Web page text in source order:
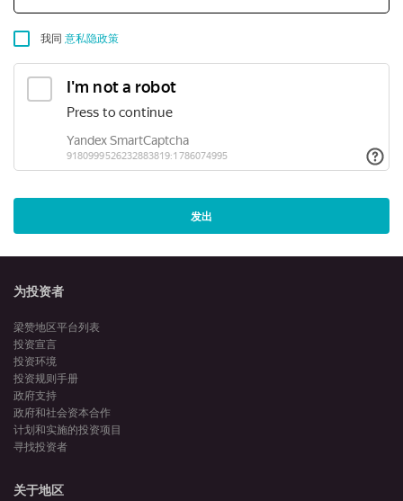
我同 意私隐政策
发出
为投资者
梁赞地区平台列表
投资宣言
投资环境
投资规则手册
政府支持
政府和社会资本合作
计划和实施的投资项目
寻找投资者
关于地区